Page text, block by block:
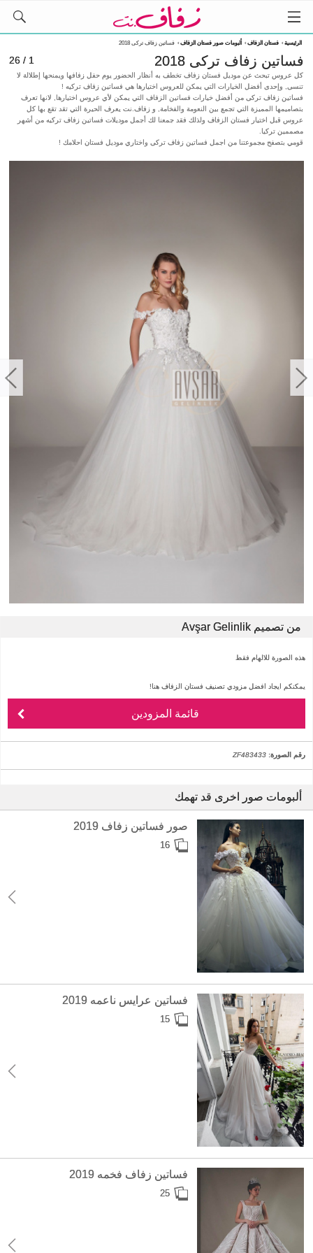
الرئيسية› فستان الزفاف› ألبومات صور فستان الزفاف› فساتين زفاف تركى 2018
فساتين زفاف تركى 2018 1 / 26
كل عروس تبحث عن موديل فستان زفاف تخطف به أنظار الحضور يوم حفل زفافها ويمنحها إطلالة لا
تنسى, وإحدى أفضل الخيارات التي يمكن للعروس اختيارها هي فساتين زفاف تركيه !
فساتين زفاف تركى من أفضل خيارات فساتين الزفاف التي يمكن لأي عروس اختيارها, لانها تعرف
بتصاميمها المميزة التي تجمع بين النعومة والفخامة, و زفاف.نت يعرف الحيرة التي تقد تقع بها كل
عروس قبل اختيار فستان الزفاف ولذلك فقد جمعنا لك أجمل موديلات فساتين زفاف تركيه من أشهر
مصممين تركيا.
قومي بتصفح مجموعتنا من اجمل فساتين زفاف تركى واختاري موديل فستان احلامك !
من تصميم Avşar Gelinlik
هذه الصورة للالهام فقط
يمكنكم ايجاد افضل مزودي تصنيف فستان الزفاف هنا!
قائمة المزودين
رقم الصورة: ZF483433
ألبومات صور اخرى قد تهمك
صور فساتين زفاف 2019
16
فساتين عرايس ناعمه 2019
15
فساتين زفاف فخمه 2019
25